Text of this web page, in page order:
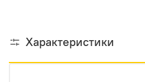
Характеристики